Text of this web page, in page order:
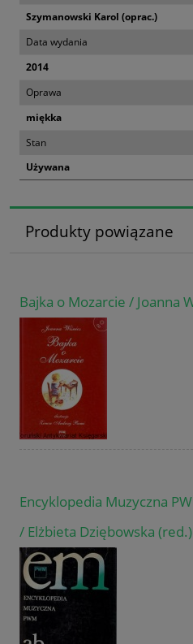
Szymanowski Karol (oprac.)
Data wydania
2014
Oprawa
miękka
Stan
Używana
Produkty powiązane
Bajka o Mozarcie / Joanna
Encyklopedia Muzyczna
/ Elżbieta Dziębowska (red.)